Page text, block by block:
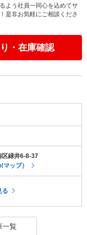
よう社員一同心を込めてサ
是非お気軽にご相談くださ
・在庫確認
区緑井6-8-37
ップ）
る
一覧